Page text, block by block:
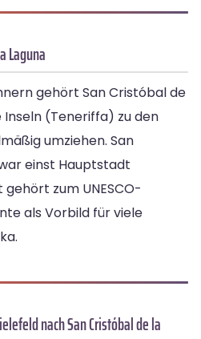
Laguna
gehört San Cristóbal de
Inseln (Teneriffa) zu den
umziehen. San
einst Hauptstadt
zum UNESCO-
als Vorbild für viele
nach San Cristóbal de la